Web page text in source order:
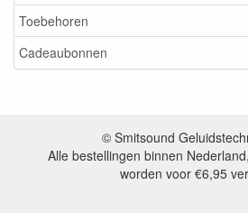
Toebehoren
Cadeaubonnen
© Smitsound
Alle bestellingen binnen
worden voor €6,95